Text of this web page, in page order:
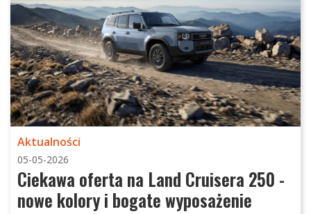
Aktualności
05-05-2026
Ciekawa oferta na Land Cruisera 250 -
nowe kolory i bogate wyposażenie